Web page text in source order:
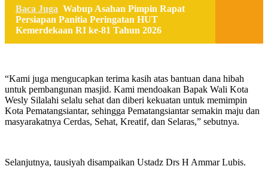
Baca Juga Wabup Asahan Pimpin Rapat
Persiapan Panitia Peringatan HUT
Kemerdekaan RI ke-81 Tahun 2026
“Kami juga mengucapkan terima kasih atas bantuan dana hibah
untuk pembangunan masjid. Kami mendoakan Bapak Wali Kota
Wesly Silalahi selalu sehat dan diberi kekuatan untuk memimpin
Kota Pematangsiantar, sehingga Pematangsiantar semakin maju dan
masyarakatnya Cerdas, Sehat, Kreatif, dan Selaras,” sebutnya.
Selanjutnya, tausiyah disampaikan Ustadz Drs H Ammar Lubis.